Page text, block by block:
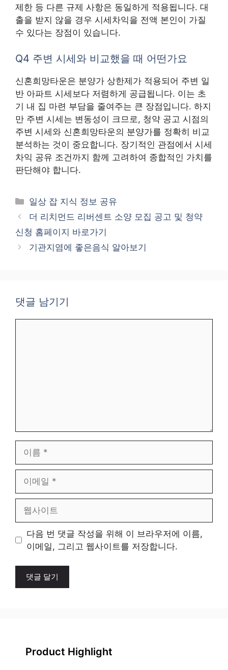
제한 등 다른 규제 사항은 동일하게 적용됩니다. 대
출을 받지 않을 경우 시세차익을 전액 본인이 가질
수 있다는 장점이 있습니다.
Q4 주변 시세와 비교했을 때 어떤가요
신혼희망타운은 분양가 상한제가 적용되어 주변 일
반 아파트 시세보다 저렴하게 공급됩니다. 이는 초
기 내 집 마련 부담을 줄여주는 큰 장점입니다. 하지
만 주변 시세는 변동성이 크므로, 청약 공고 시점의
주변 시세와 신혼희망타운의 분양가를 정확히 비교
분석하는 것이 중요합니다. 장기적인 관점에서 시세
차익 공유 조건까지 함께 고려하여 종합적인 가치를
판단해야 합니다.
카
테
고
리
일상 잡 지식 정보 공유
더 리치먼드 리버센트 소양 모집 공고 및 청약
신청 홈페이지 바로가기
기관지염에 좋은음식 알아보기
댓글 남기기
일
트
다음 번 댓글 작성을 위해 이 브라우저에 이름,
이메일, 그리고 웹사이트를 저장합니다.
Product Highlight